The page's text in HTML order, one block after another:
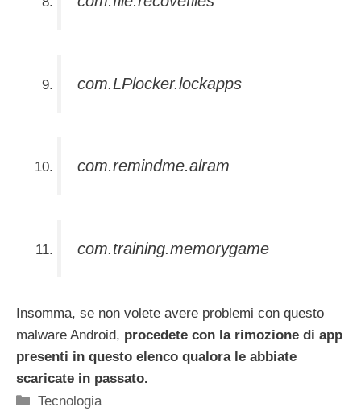
com.LPlocker.lockapps
com.remindme.alram
com.training.memorygame
Insomma, se non volete avere problemi con questo
malware Android, procedete con la rimozione di app
presenti in questo elenco qualora le abbiate
scaricate in passato.
Categorie
Tecnologia